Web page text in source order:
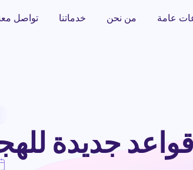
عامة من نحن خدماتنا تواصل
قواعد جديدة